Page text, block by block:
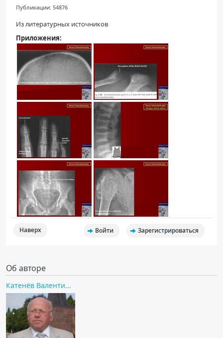
Публикации: 54876
Из литературных источников
Приложения:
Наверх Войти Зарегистрироваться
Об авторе
Катенёв Валенти...